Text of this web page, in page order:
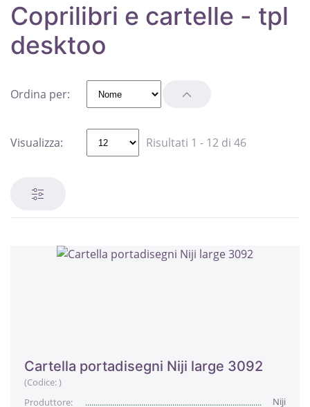
Coprilibri e cartelle - tpl
desktoo
Ordina per:
Visualizza: Risultati 1 - 12 di 46
Cartella portadisegni Niji large 3092
(Codice:)
Produttore:
Niji